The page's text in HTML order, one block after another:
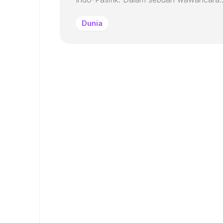
Dunia